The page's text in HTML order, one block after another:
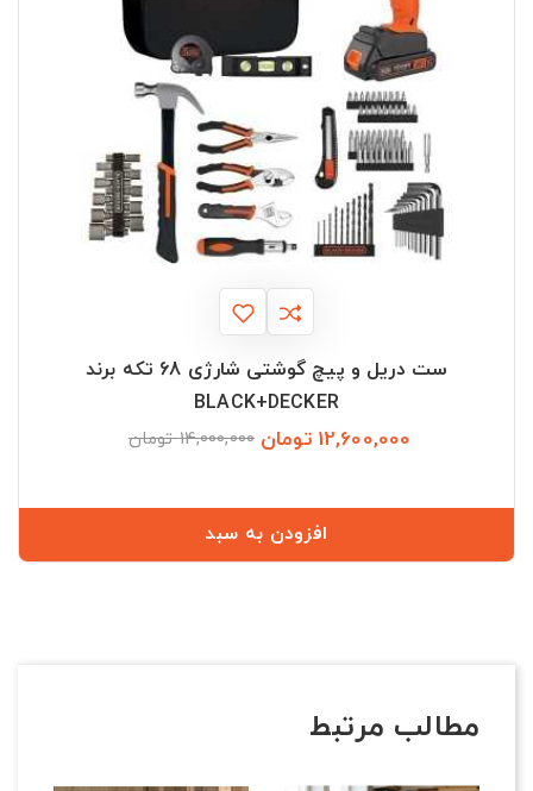
ست دریل و پیچ گوشتی شارژی 68 تکه برند
BLACK+DECKER
12,600,000 تومان 14,000,000 تومان
افزودن به سبد
مطالب مرتبط